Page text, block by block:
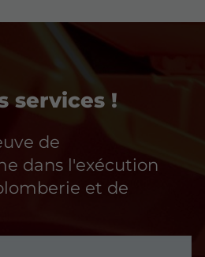
services !
de
dans l'exécution
et de